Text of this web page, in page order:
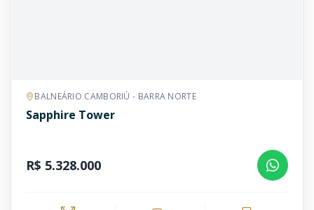
BALNEÁRIO CAMBORIÚ - BARRA NORTE
Sapphire Tower
R$ 5.328.000